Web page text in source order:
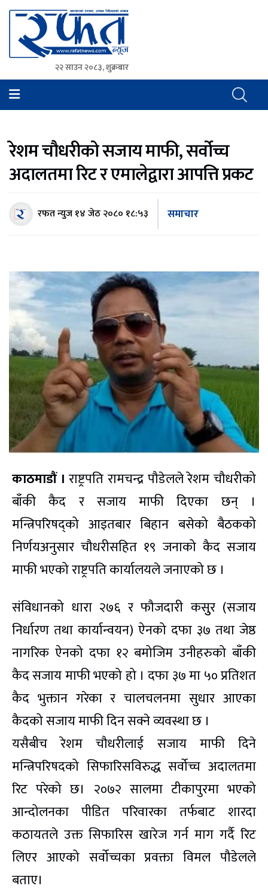
Rafat News
समाचारको रफ्तार, आवाज बिहिनहरुको आवाज
२२ साउन २०८३, शुक्रबार
रेशम चौधरीको सजाय माफी, सर्वोच्च
अदालतमा रिट र एमालेद्वारा आपत्ति प्रकट
रफत न्युज१४ जेठ २०८० १८:५३ समाचार
काठमाडौं । राष्ट्रपति रामचन्द्र पौडेलले रेशम चौधरीको
बाँकी कैद र सजाय माफी दिएका छन् ।
मन्त्रिपरिषद्को आइतबार बिहान बसेको बैठकको
निर्णयअनुसार चौधरीसहित १९ जनाको कैद सजाय
माफी भएको राष्ट्रपति कार्यालयले जनाएको छ ।
संविधानको धारा २७६ र फौजदारी कसुुर (सजाय
निर्धारण तथा कार्यान्वयन) ऐनको दफा ३७ तथा जेष्ठ
नागरिक ऐनको दफा १२ बमोजिम उनीहरुको बाँकी
कैद सजाय माफी भएको हो । दफा ३७ मा ५० प्रतिशत
कैद भुक्तान गरेका र चालचलनमा सुधार आएका
कैदको सजाय माफी दिन सक्ने व्यवस्था छ ।
यसैबीच रेशम चौधरीलाई सजाय माफी दिने
मन्त्रिपरिषदको सिफारिसविरुद्ध सर्वोच्च अदालतमा
रिट परेको छ। २०७२ सालमा टीकापुरमा भएको
आन्दोलनका पीडित परिवारका तर्फबाट शारदा
कठायतले उक्त सिफारिस खारेज गर्न माग गर्दै रिट
लिएर आएको सर्वोच्चका प्रवक्ता विमल पौडेलले
बताए।